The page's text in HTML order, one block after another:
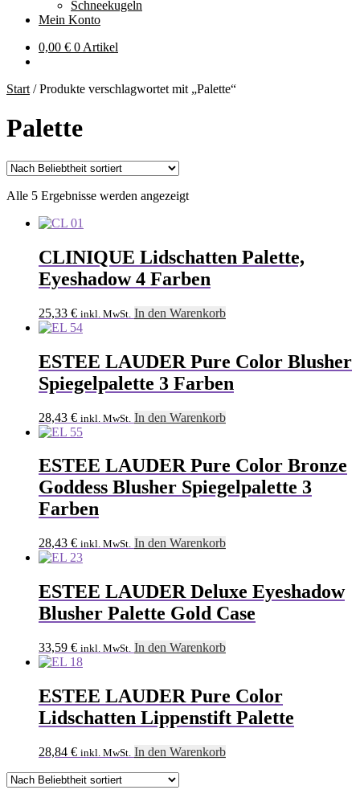
Schneekugeln
Mein Konto
0,00 € 0 Artikel
Start /Produkte verschlagwortet mit „Palette“
Palette
Alle 5 Ergebnisse werden angezeigtNach
CLINIQUE Lidschatten Palette,
Eyeshadow 4 Farben
25,33 € inkl. MwSt. In den Warenkorb
ESTEE LAUDER Pure Color Blusher
Spiegelpalette 3 Farben
28,43 € inkl. MwSt. In den Warenkorb
ESTEE LAUDER Pure Color Bronze
Goddess Blusher Spiegelpalette 3
Farben
28,43 € inkl. MwSt. In den Warenkorb
ESTEE LAUDER Deluxe Eyeshadow
Blusher Palette Gold Case
33,59 € inkl. MwSt. In den Warenkorb
ESTEE LAUDER Pure Color
Lidschatten Lippenstift Palette
28,84 € inkl. MwSt. In den Warenkorb